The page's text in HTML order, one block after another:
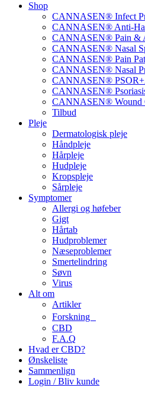
Shop
CANNASEN® Infect
CANNASEN® Anti-
CANNASEN® Pain &
CANNASEN® Nasal
CANNASEN® Pain
CANNASEN® Nasal
CANNASEN®
CANNASEN®
CANNASEN® Wound
Tilbud
Pleje
Dermatologisk pleje
Håndpleje
Hårpleje
Hudpleje
Kropspleje
Sårpleje
Symptomer
Allergi og høfeber
Gigt
Hårtab
Hudproblemer
Næseproblemer
Smertelindring
Søvn
Virus
Alt om
Artikler
Forskning
CBD
F.A.Q
Hvad er CBD?
Ønskeliste
Sammenlign
Login / Bliv kunde